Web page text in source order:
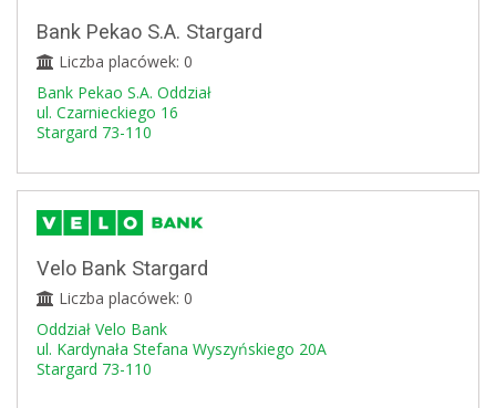
Bank Pekao S.A. Stargard
Liczba placówek: 0
Bank Pekao S.A. Oddział
ul. Czarnieckiego 16
Stargard 73-110
Velo Bank Stargard
Liczba placówek: 0
Oddział Velo Bank
ul. Kardynała Stefana Wyszyńskiego 20A
Stargard 73-110